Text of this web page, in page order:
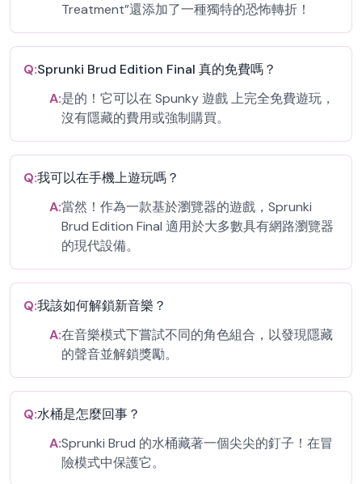
Treatment”還添加了一種獨特的恐怖轉折！
Q:Sprunki Brud Edition Final 真的免費嗎？
A:是的！它可以在 Spunky 遊戲 上完全免費遊玩，
沒有隱藏的費用或強制購買。
Q:我可以在手機上遊玩嗎？
A:當然！作為一款基於瀏覽器的遊戲，Sprunki
Brud Edition Final 適用於大多數具有網路瀏覽器
的現代設備。
Q:我該如何解鎖新音樂？
A:在音樂模式下嘗試不同的角色組合，以發現隱藏
的聲音並解鎖獎勵。
Q:水桶是怎麼回事？
A:Sprunki Brud 的水桶藏著一個尖尖的釘子！在冒
險模式中保護它。